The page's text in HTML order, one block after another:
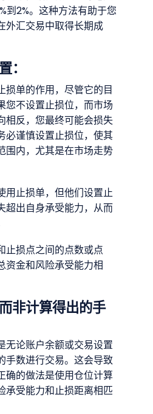
到2%。这种方法有助于您
外汇交易中取得长期成
：
损单的作用，尽管它的目
您不设置止损位，而市场
相反，您最终可能会损失
必谨慎设置止损位，使其
围内，尤其是在市场走势
用止损单，但他们设置止
超出自身承受能力，从而
止损点之间的点数或点
资金和风险承受能力相
非计算得出的手
无论账户余额或交易设置
手数进行交易。这会导致
确的做法是使用仓位计算
承受能力和止损距离相匹